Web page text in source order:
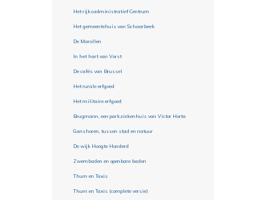
Het rijksadministratief Centrum
Het gemeentehuis van Schaarbeek
De Marollen
In het hart van Vorst
De cafés van Brussel
Het rurale erfgoed
Het militaire erfgoed
Brugmann, een parkziekenhuis van Victor Horta
Ganshoren, tussen stad en natuur
De wijk Hoogte Honderd
Zwembaden en openbare baden
Thurn en Taxis
Thurn en Taxis (complete versie)